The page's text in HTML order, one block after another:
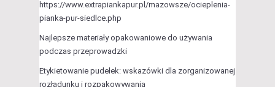
https://www.extrapiankapur.pl/mazowsze/ocieplenia-
pianka-pur-siedlce.php
Najlepsze materiały opakowaniowe do używania
podczas przeprowadzki
Etykietowanie pudełek: wskazówki dla zorganizowanej
rozładunku i rozpakowywania